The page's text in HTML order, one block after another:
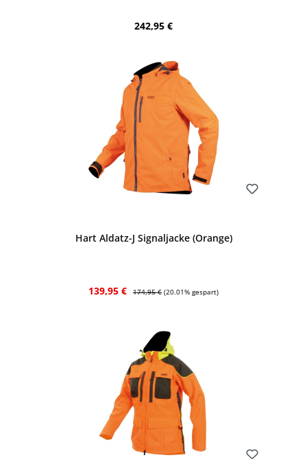
Regulärer Preis:
242,95 €
Hart Aldatz-J Signaljacke (Orange)
Verkaufspreis:
139,95 € Regulärer Preis:
174,95 € (20.01% gespart)